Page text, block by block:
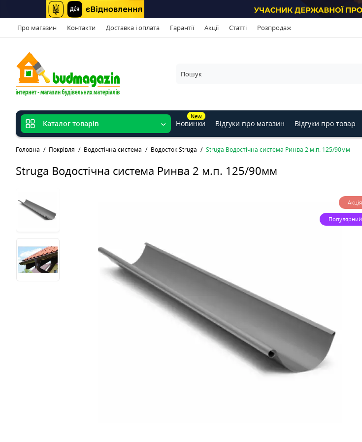
Про магазин Контакти Доставка і оплата Гарантії Акції Статті Розпродаж
Головна Покрівля Водостічна система Водосток Struga Struga Водостічна система Ринва 2 м.п. 125/90мм
Struga Водостічна система Ринва 2 м.п. 125/90мм
Акція
Популярний
Каталог товарів
New
Новинки Відгуки про магазин Відгуки про товар